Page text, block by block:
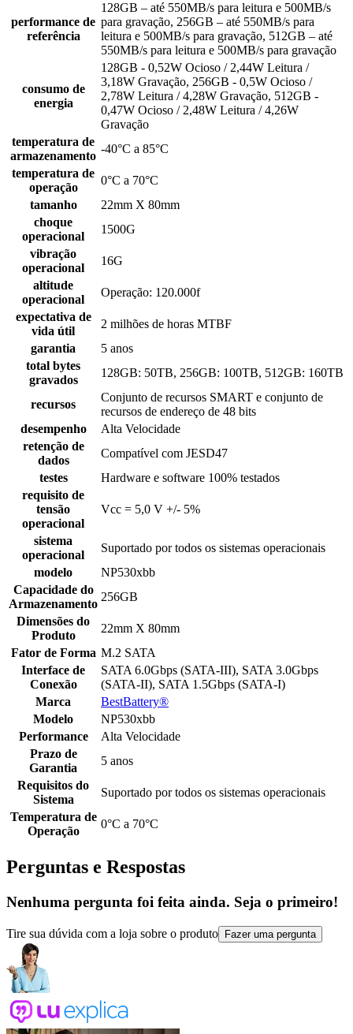
performance de
referência
128GB – até 550MB/s para leitura e 500MB/s
para gravação, 256GB – até 550MB/s para
leitura e 500MB/s para gravação, 512GB – até
550MB/s para leitura e 500MB/s para gravação
consumo de
energia
128GB - 0,52W Ocioso / 2,44W Leitura /
3,18W Gravação, 256GB - 0,5W Ocioso /
2,78W Leitura / 4,28W Gravação, 512GB -
0,47W Ocioso / 2,48W Leitura / 4,26W
Gravação
temperatura de
armazenamento
-40°C a 85°C
temperatura de
operação
0°C a 70°C
tamanho
22mm X 80mm
choque
operacional
1500G
vibração
operacional
16G
altitude
operacional
Operação: 120.000f
expectativa de
vida útil
2 milhões de horas MTBF
garantia
5 anos
total bytes
gravados
128GB: 50TB, 256GB: 100TB, 512GB: 160TB
recursos
Conjunto de recursos SMART e conjunto de
recursos de endereço de 48 bits
desempenho
Alta Velocidade
retenção de
dados
Compatível com JESD47
testes
Hardware e software 100% testados
requisito de
tensão
operacional
Vcc = 5,0 V +/- 5%
sistema
operacional
Suportado por todos os sistemas operacionais
modelo
NP530xbb
Capacidade do
Armazenamento
256GB
Dimensões do
Produto
22mm X 80mm
Fator de Forma M.2 SATA
Interface de
Conexão
SATA 6.0Gbps (SATA-III), SATA 3.0Gbps
(SATA-II), SATA 1.5Gbps (SATA-I)
Marca
BestBattery®
Modelo
NP530xbb
Performance
Alta Velocidade
Prazo de
Garantia
5 anos
Requisitos do
Sistema
Suportado por todos os sistemas operacionais
Temperatura de
Operação
0°C a 70°C
Perguntas e Respostas
Nenhuma pergunta foi feita ainda. Seja o primeiro!
Tire sua dúvida com a loja sobre o produto Fazer uma pergunta